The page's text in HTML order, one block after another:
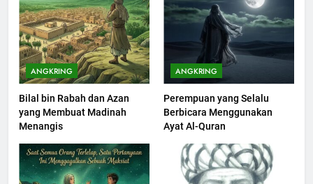
ANGKRING
Bilal bin Rabah dan Azan
yang Membuat Madinah
Menangis
ANGKRING
Perempuan yang Selalu
Berbicara Menggunakan
Ayat Al-Quran
200
Khutbah Idul Fitri di Rumah
KHUTBAH
201
Khutbah jumat: Sejarah
Seebagai Pembangkit Jiwa
KHUTBAH